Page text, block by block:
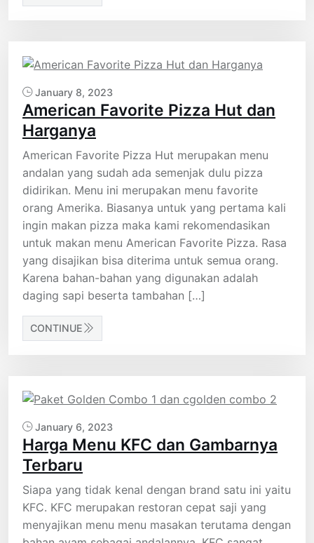
January 8, 2023
American Favorite Pizza Hut dan
Harganya
American Favorite Pizza Hut merupakan menu
andalan yang sudah ada semenjak dulu pizza
didirikan. Menu ini merupakan menu favorite
orang Amerika. Biasanya untuk yang pertama kali
ingin makan pizza maka kami rekomendasikan
untuk makan menu American Favorite Pizza. Rasa
yang disajikan bisa diterima untuk semua orang.
Karena bahan-bahan yang digunakan adalah
daging sapi beserta tambahan […]
CONTINUE
January 6, 2023
Harga Menu KFC dan Gambarnya
Terbaru
Siapa yang tidak kenal dengan brand satu ini yaitu
KFC. KFC merupakan restoran cepat saji yang
menyajikan menu menu masakan terutama dengan